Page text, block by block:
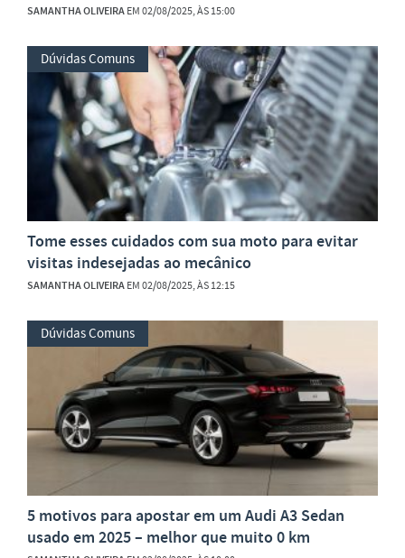
SAMANTHA OLIVEIRAEM 02/08/2025, ÀS 15:00
Dúvidas Comuns
Tome esses cuidados com sua moto para evitar
visitas indesejadas ao mecânico
SAMANTHA OLIVEIRAEM 02/08/2025, ÀS 12:15
Dúvidas Comuns
5 motivos para apostar em um Audi A3 Sedan
usado em 2025 – melhor que muito 0 km